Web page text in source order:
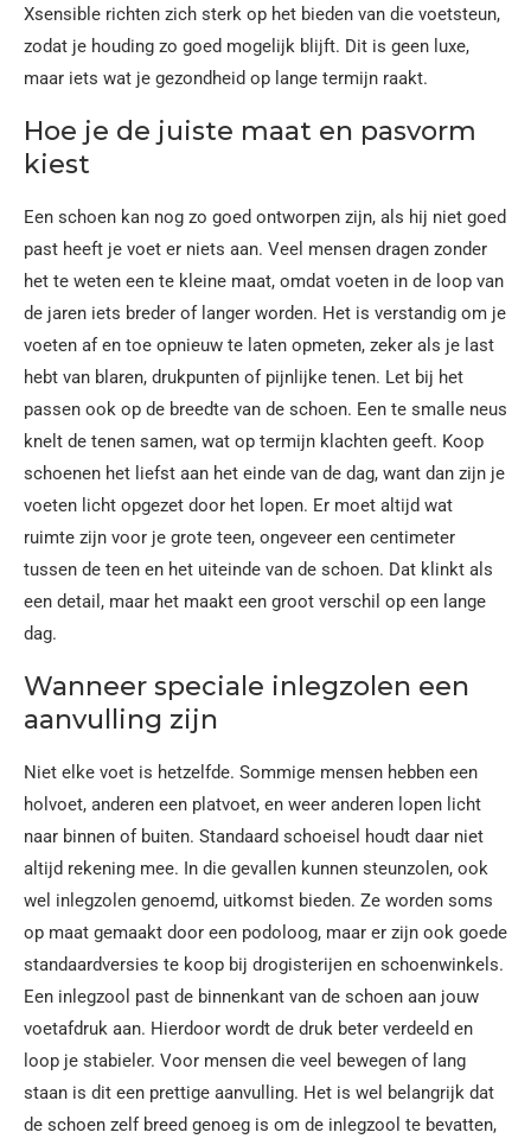
Xsensible richten zich sterk op het bieden van die voetsteun,
zodat je houding zo goed mogelijk blijft. Dit is geen luxe,
maar iets wat je gezondheid op lange termijn raakt.
Hoe je de juiste maat en pasvorm
kiest
Een schoen kan nog zo goed ontworpen zijn, als hij niet goed
past heeft je voet er niets aan. Veel mensen dragen zonder
het te weten een te kleine maat, omdat voeten in de loop van
de jaren iets breder of langer worden. Het is verstandig om je
voeten af en toe opnieuw te laten opmeten, zeker als je last
hebt van blaren, drukpunten of pijnlijke tenen. Let bij het
passen ook op de breedte van de schoen. Een te smalle neus
knelt de tenen samen, wat op termijn klachten geeft. Koop
schoenen het liefst aan het einde van de dag, want dan zijn je
voeten licht opgezet door het lopen. Er moet altijd wat
ruimte zijn voor je grote teen, ongeveer een centimeter
tussen de teen en het uiteinde van de schoen. Dat klinkt als
een detail, maar het maakt een groot verschil op een lange
dag.
Wanneer speciale inlegzolen een
aanvulling zijn
Niet elke voet is hetzelfde. Sommige mensen hebben een
holvoet, anderen een platvoet, en weer anderen lopen licht
naar binnen of buiten. Standaard schoeisel houdt daar niet
altijd rekening mee. In die gevallen kunnen steunzolen, ook
wel inlegzolen genoemd, uitkomst bieden. Ze worden soms
op maat gemaakt door een podoloog, maar er zijn ook goede
standaardversies te koop bij drogisterijen en schoenwinkels.
Een inlegzool past de binnenkant van de schoen aan jouw
voetafdruk aan. Hierdoor wordt de druk beter verdeeld en
loop je stabieler. Voor mensen die veel bewegen of lang
staan is dit een prettige aanvulling. Het is wel belangrijk dat
de schoen zelf breed genoeg is om de inlegzool te bevatten,